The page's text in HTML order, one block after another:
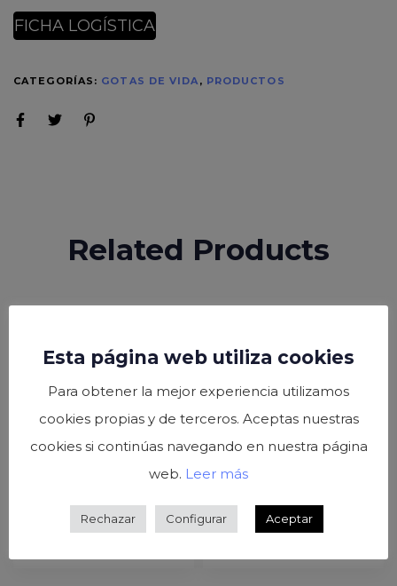
FICHA LOGÍSTICA
CATEGORÍAS: GOTAS DE VIDA, PRODUCTOS
Related Products
Esta página web utiliza cookies
Para obtener la mejor experiencia utilizamos
cookies propias y de terceros. Aceptas nuestras
cookies si continúas navegando en nuestra página
web. Leer más
Rechazar Configurar Aceptar